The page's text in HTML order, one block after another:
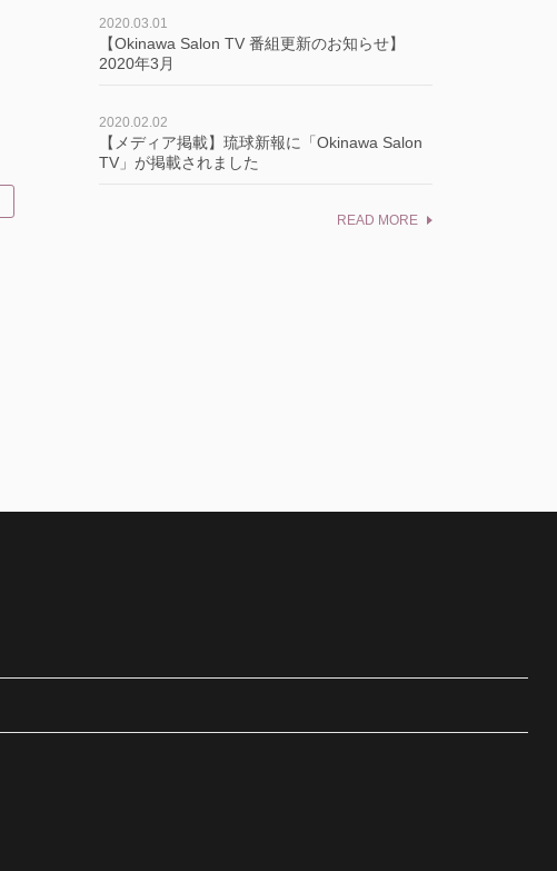
2020.03.01
【Okinawa Salon TV 番組更新のお知らせ】
2020年3月
2020.02.02
【メディア掲載】琉球新報に「Okinawa Salon
TV」が掲載されました
READ MORE